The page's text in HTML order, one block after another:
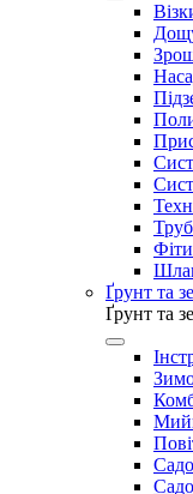
Ґрунт та
Ґрунт та